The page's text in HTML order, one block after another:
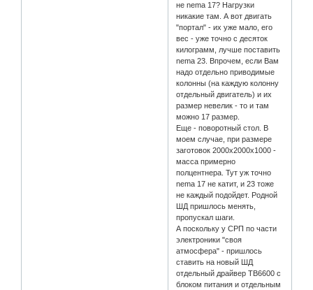
не nema 17? Нагрузки
никакие там. А вот двигать
"портал" - их уже мало, его
вес - уже точно с десяток
килограмм, лучше поставить
nema 23. Впрочем, если Вам
надо отдельно приводимые
колонны (на каждую колонну
отдельный двигатель) и их
размер невелик - то и там
можно 17 размер.
Еще - поворотный стол. В
моем случае, при размере
заготовок 2000х2000х1000 -
масса примерно
полцентнера. Тут уж точно
nema 17 не катит, и 23 тоже
не каждый подойдет. Родной
ШД пришлось менять,
пропускал шаги.
А поскольку у СРП по части
электроники "своя
атмосфера" - пришлось
ставить на новый ШД
отдельный драйвер TB6600 с
блоком питания и отдельным